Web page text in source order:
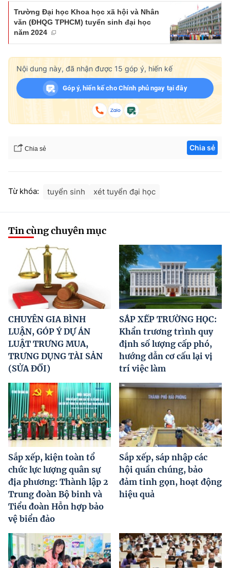
Trường Đại học Khoa học xã hội và Nhân
văn (ĐHQG TPHCM) tuyển sinh đại học
năm 2024
Nội dung này, đã nhận được 15 góp ý, hiến kế
Góp ý, hiến kế cho Chính phủ ngay tại đây
Chia sẻ Chia sẻ
Từ khóa: tuyển sinh xét tuyển đại học
Tin cùng chuyên mục
CHUYÊN GIA BÌNH
LUẬN, GÓP Ý DỰ ÁN
LUẬT TRƯNG MUA,
TRƯNG DỤNG TÀI SẢN
(SỬA ĐỔI)
SẮP XẾP TRƯỜNG HỌC:
Khẩn trương trình quy
định số lượng cấp phó,
hướng dẫn cơ cấu lại vị
trí việc làm
Sắp xếp, kiện toàn tổ
chức lực lượng quân sự
địa phương: Thành lập 2
Trung đoàn Bộ binh và
Tiểu đoàn Hỗn hợp bảo
vệ biển đảo
Sắp xếp, sáp nhập các
hội quần chúng, bảo
đảm tinh gọn, hoạt động
hiệu quả